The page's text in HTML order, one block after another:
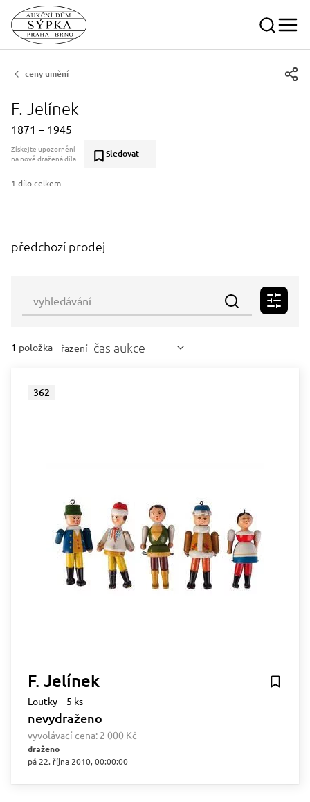
ceny umění
F. Jelínek
1871 – 1945
Získejte upozornění
na nově dražená díla
Sledovat
1 dílo celkem
předchozí prodej
1 položka řazení čas aukce
362
F. Jelínek
Loutky – 5 ks
nevydraženo
vyvolávací cena: 2 000 Kč
draženo
pá 22. října 2010, 00:00:00